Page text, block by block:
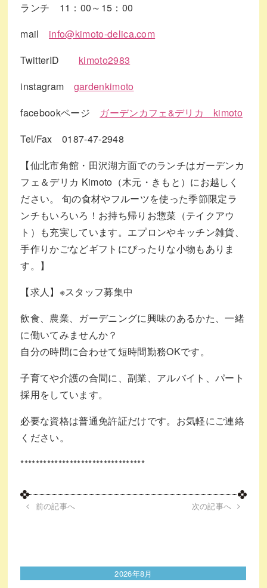
ランチ 11：00～15：00
mail info@kimoto-delica.com
TwitterID kimoto2983
instagram gardenkimoto
facebookページ ガーデンカフェ&デリカ kimoto
Tel/Fax 0187-47-2948
【仙北市角館・田沢湖方面でのランチはガーデンカ
フェ＆デリカ Kimoto（木元・きもと）にお越しく
ださい。 旬の食材やフルーツを使った季節限定ラ
ンチもいろいろ！お持ち帰りお惣菜（テイクアウ
ト）も充実しています。エプロンやキッチン雑貨、
手作りかごなどギフトにぴったりな小物もありま
す。】
【求人】※スタッフ募集中
飲食、農業、ガーデニングに興味のあるかた、一緒
に働いてみませんか？
自分の時間に合わせて短時間勤務OKです。
子育てや介護の合間に、副業、アルバイト、パート
採用をしています。
必要な資格は普通免許証だけです。お気軽にご連絡
ください。
*********************************
前の記事へ 次の記事へ
2026年8月